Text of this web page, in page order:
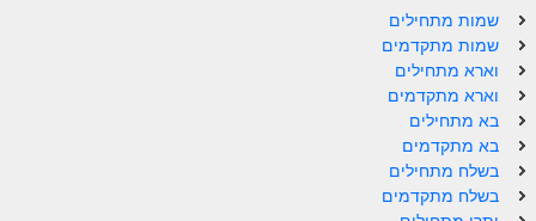
אודות בית מדרש הסולם
ספר הזוהר
גדולי ישראל על הזוהר
אפליקציית ספר הזוהר הקדוש
הקדשות על דיסקים
שמות מתחילים
שמות מתקדמים
וארא מתחילים
וארא מתקדמים
בא מתחילים
בא מתקדמים
בשלח מתחילים
בשלח מתקדמים